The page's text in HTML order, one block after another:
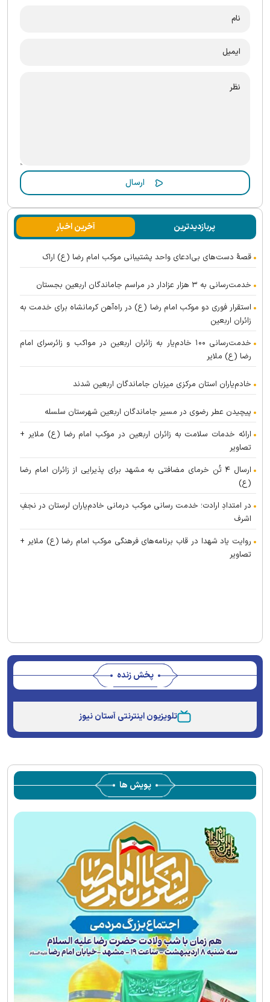
پربازدیدترین آخرین اخبار
قصهٔ دست‌های بی‌ادعای واحد پشتیبانی موکب امام رضا (ع) اراک
خدمت‌رسانی به ۳ هزار عزادار در مراسم جاماندگان اربعین بجستان
استقرار فوری دو موکب امام رضا (ع) در راه‌آهن کرمانشاه برای خدمت به
زائران اربعین
خدمت‌رسانی ۱۰۰ خادم‌یار به زائران اربعین در مواکب و زائرسرای امام
رضا (ع) ملایر
خادم‌یاران استان مرکزی میزبان جاماندگان اربعین شدند
پیچیدن عطر رضوی در مسیر جاماندگان اربعین شهرستان سلسله
ارائه خدمات سلامت به زائران اربعین در موکب امام رضا (ع) ملایر +
تصاویر
ارسال ۴ تُن خرمای مضافتی به مشهد برای پذیرایی از زائران امام رضا
(ع)
در امتدادِ ارادت؛ خدمت رسانی موکب درمانی خادم‌یاران لرستان در نجفِ
اشرف
روایت یاد شهدا در قاب برنامه‌های فرهنگی موکب امام رضا (ع) ملایر +
تصاویر
پخش زنده
تلویزیون اینترنتی آستان نیوز
پویش ها